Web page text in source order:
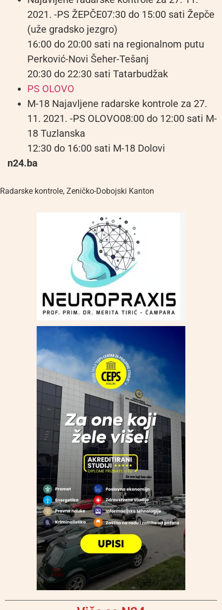
2021. -PS ŽEPČE07:30 do 15:00 sati Žepče
(uže gradsko jezgro)
16:00 do 20:00 sati na regionalnom putu
Perković-Novi Šeher-Tešanj
20:30 do 22:30 sati Tatarbudžak
PS OLOVO
M-18 Najavljene radarske kontrole za 27.
11. 2021. -PS OLOVO08:00 do 12:00 sati M-
18 Tuzlanska
12:30 do 16:00 sati M-18 Dolovi
n24.ba
Radarske kontrole, Zeničko-Dobojski Kanton